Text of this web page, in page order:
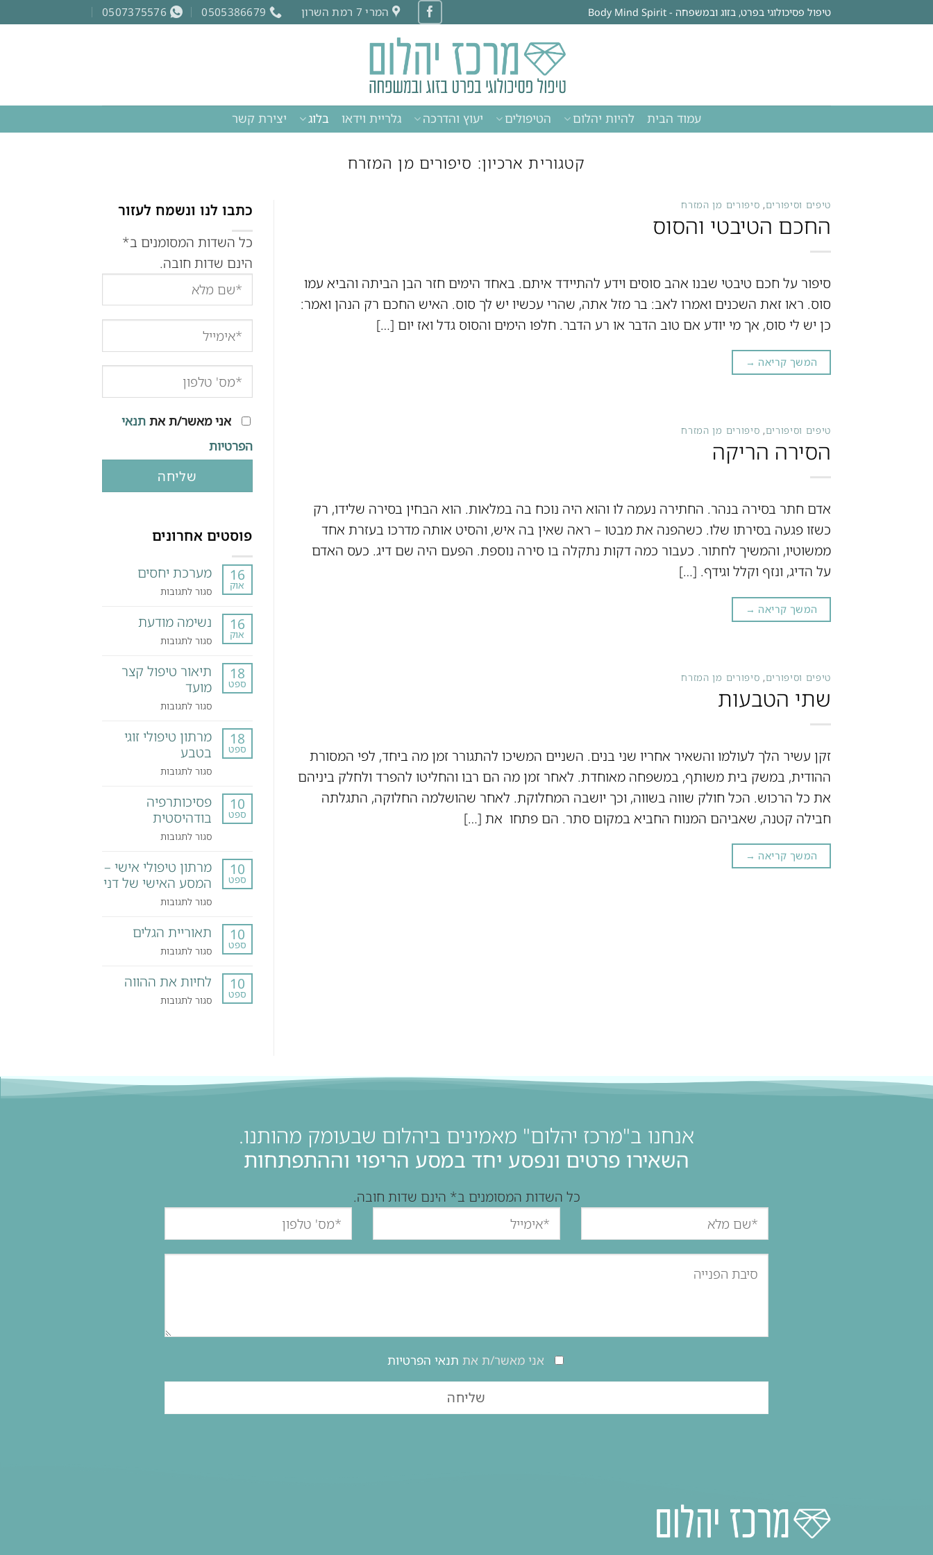
to
טיפול פסיכולוגי בפרט, בזוג ובמשפחה - Body Mind Spirit המרי 7 רמת השרון 0505386679
0507375576
עמוד הבית להיות יהלום הטיפולים יעוץ והדרכה גלריית וידאו בלוג יצירת קשר
קטגורית ארכיון: סיפורים מן המזרח
טיפים וסיפורים, סיפורים מן המזרח
החכם הטיבטי והסוס
סיפור על חכם טיבטי שבנו אהב סוסים וידע להתיידד איתם. באחד הימים חזר הבן הביתה והביא עמו
סוס. ראו זאת השכנים ואמרו לאב: בר מזל אתה, שהרי עכשיו יש לך סוס. האיש החכם רק הנהן ואמר:
כן יש לי סוס, אך מי יודע אם טוב הדבר או רע הדבר. חלפו הימים והסוס גדל ואז יום […]
המשך קריאה →
טיפים וסיפורים, סיפורים מן המזרח
הסירה הריקה
אדם חתר בסירה בנהר. החתירה נעמה לו והוא היה נוכח בה במלאות. הוא הבחין בסירה שלידו, רק
כשזו פגעה בסירתו שלו. כשהפנה את מבטו – ראה שאין בה איש, והסיט אותה מדרכו בעזרת אחד
ממשוטיו, והמשיך לחתור. כעבור כמה דקות נתקלה בו סירה נוספת. הפעם היה שם דיג. כעס האדם
על הדיג, ונזף וקלל וגידף. […]
המשך קריאה →
טיפים וסיפורים, סיפורים מן המזרח
שתי הטבעות
זקן עשיר הלך לעולמו והשאיר אחריו שני בנים. השניים המשיכו להתגורר זמן מה ביחד, לפי המסורת
ההודית, במשק בית משותף, במשפחה מאוחדת. לאחר זמן מה הם רבו והחליטו להפרד ולחלק ביניהם
את כל הרכוש. הכל חולק שווה בשווה, וכך יושבה המחלוקת. לאחר שהושלמה החלוקה, התגלתה
חבילה קטנה, שאביהם המנוח החביא במקום סתר. הם פתחו את […]
המשך קריאה →
כתבו לנו ונשמח לעזור
כל השדות המסומנים ב*
הינם שדות חובה.
אני מאשר/ת אתתנאי
הפרטיות
פוסטים אחרונים
16
אוק
מערכת יחסים
סגור לתגובותעל
יחסים
16
אוק
נשימה מודעת
סגור לתגובותעל
מודעת
18
ספט
תיאור טיפול קצר
מועד
סגור לתגובותעל
טיפול
18
ספט
מרתון טיפולי זוגי
בטבע
סגור לתגובותעל
טיפולי
זוגי
10
ספט
פסיכותרפיה
בודהיסטית
סגור לתגובותעל
בודהיסטית
10
ספט
מרתון טיפולי אישי –
המסע האישי של דני
סגור לתגובותעל
טיפולי
האישי
של
10
ספט
תאוריית הגלים
סגור לתגובותעל
הגלים
10
ספט
לחיות את ההווה
סגור לתגובותעל
אנחנו ב"מרכז יהלום" מאמינים ביהלום שבעומק מהותנו.
השאירו פרטים ונפסע יחד במסע הריפוי וההתפתחות
כל השדות המסומנים ב* הינם שדות חובה.
אני מאשר/ת את תנאי הפרטיות